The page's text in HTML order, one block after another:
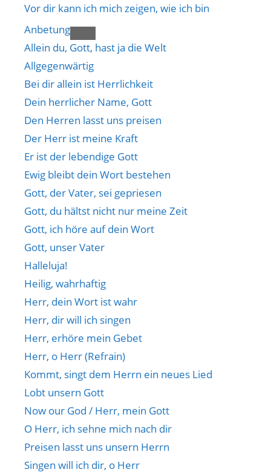
Vor dir kann ich mich zeigen, wie ich bin
Anbetung
Allein du, Gott, hast ja die Welt
Allgegenwärtig
Bei dir allein ist Herrlichkeit
Dein herrlicher Name, Gott
Den Herren lasst uns preisen
Der Herr ist meine Kraft
Er ist der lebendige Gott
Ewig bleibt dein Wort bestehen
Gott, der Vater, sei gepriesen
Gott, du hältst nicht nur meine Zeit
Gott, ich höre auf dein Wort
Gott, unser Vater
Halleluja!
Heilig, wahrhaftig
Herr, dein Wort ist wahr
Herr, dir will ich singen
Herr, erhöre mein Gebet
Herr, o Herr (Refrain)
Kommt, singt dem Herrn ein neues Lied
Lobt unsern Gott
Now our God / Herr, mein Gott
O Herr, ich sehne mich nach dir
Preisen lasst uns unsern Herrn
Singen will ich dir, o Herr